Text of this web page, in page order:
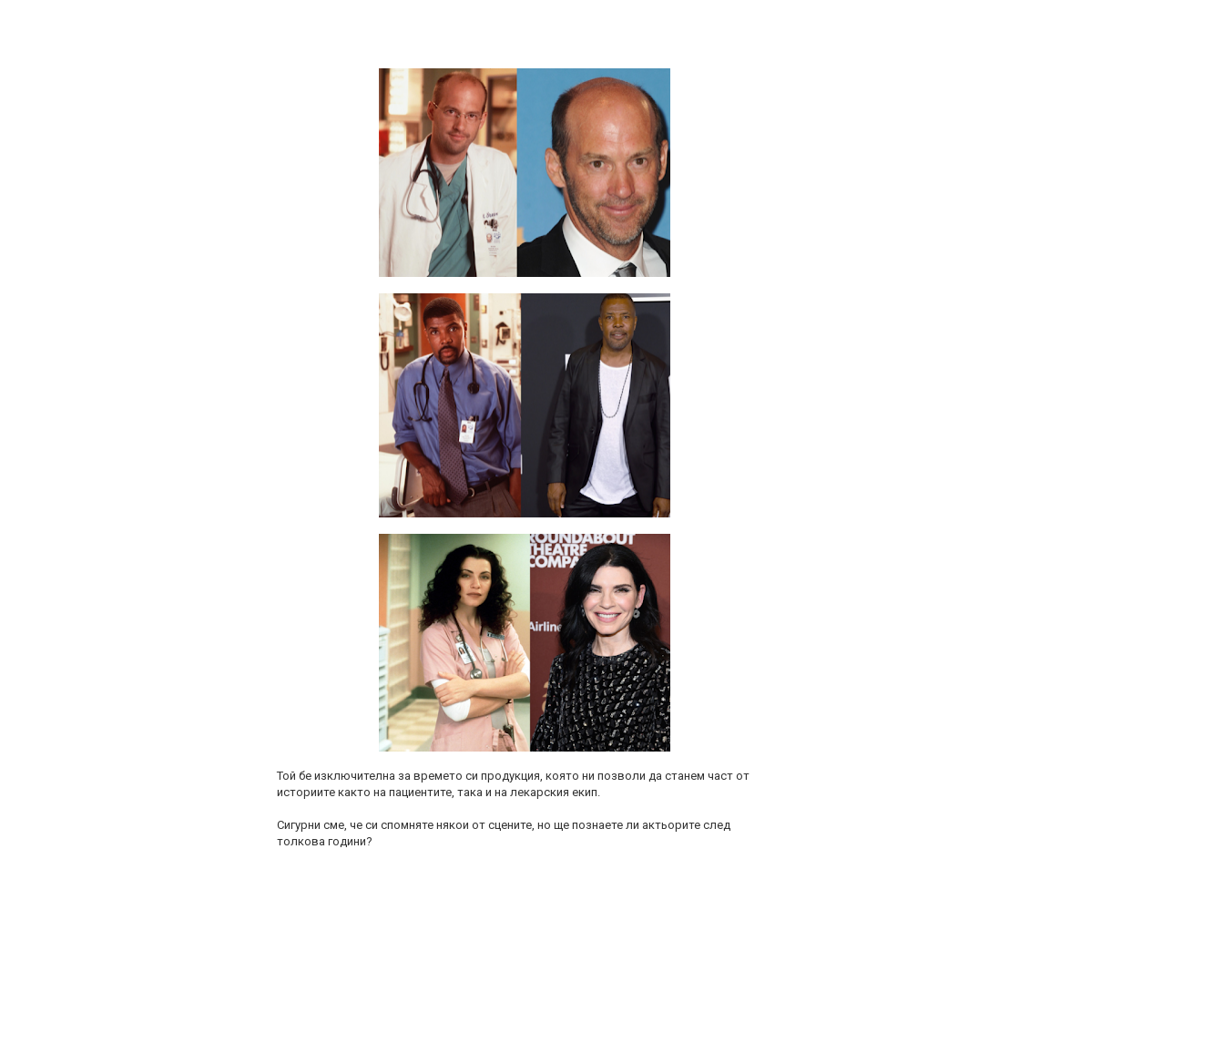
Той бе изключителна за времето си продукция, която ни позволи да станем част от
историите както на пациентите, така и на лекарския екип.
Сигурни сме, че си спомняте някои от сцените, но ще познаете ли актьорите след
толкова години?